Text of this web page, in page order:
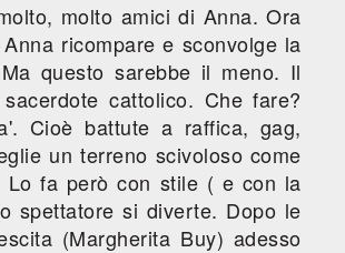
molto amici di Anna. Ora
ricompare e sconvolge la
questo sarebbe il meno. Il
cattolico. Che fare?
Cioè battute a raffica, gag,
un terreno scivoloso come
Lo fa però con stile ( e con la
spettatore si diverte. Dopo le
(Margherita Buy) adesso